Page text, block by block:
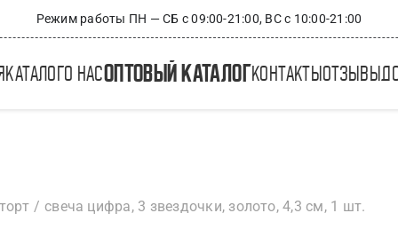
Режим работы ПН — СБ с 09:00-21:00, ВС с 10:00-21:00
каталого насоптовый каталогконтакты отзывы
свеча цифра, 3 звездочки, золото, 4,3 см, 1 шт.